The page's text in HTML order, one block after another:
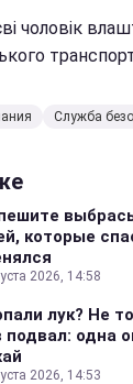
чоловік
Служба
которые
2026, 14:58
лук? Не
подвал: одна
2026, 14:53